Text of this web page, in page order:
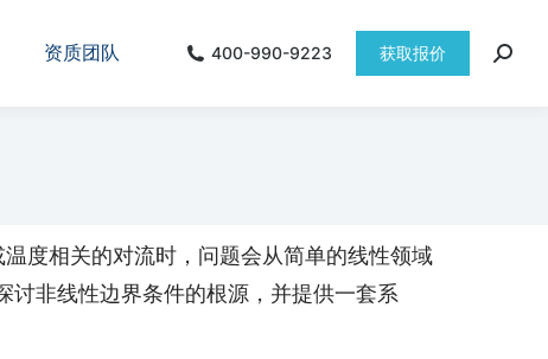
资质团队 400-990-9223 获取报价
度相关的对流时，问题会从简单的线性领域
讨非线性边界条件的根源，并提供一套系